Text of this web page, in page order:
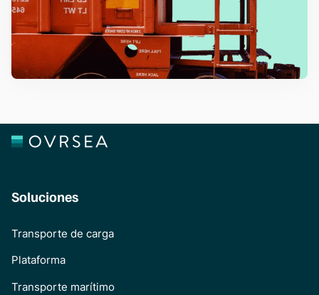
Soluciones
Transporte de carga
Plataforma
Transporte marítimo